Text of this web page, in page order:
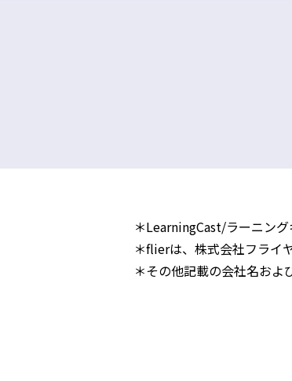
＊LearningCast/ラーニン
＊flierは、株式会社フライ
＊その他記載の会社名およ